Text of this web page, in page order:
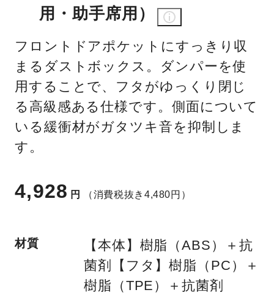
用・助手席用）
フロントドアポケットにすっきり収
まるダストボックス。ダンパーを使
用することで、フタがゆっくり閉じ
る高級感ある仕様です。側面について
いる緩衝材がガタツキ音を抑制しま
す。
4,928 円 （消費税抜き4,480円）
材質
【本体】樹脂（ABS）＋抗
菌剤【フタ】樹脂（PC）＋
樹脂（TPE）＋抗菌剤